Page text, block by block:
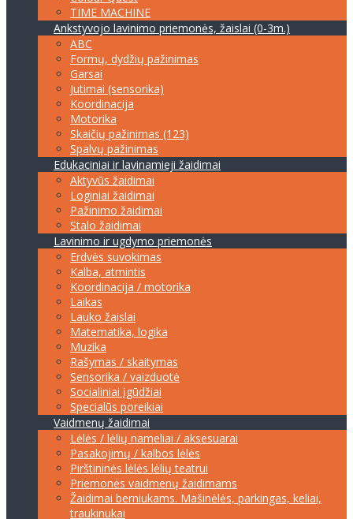
TIME MACHINE
Ankstyvojo lavinimo priemonės, žaislai (0-3m.)
ABC
Formų, dydžių pažinimas
Garsai
Jutimai (sensorika)
Koordinacija
Motorika
Skaičių pažinimas (123)
Spalvų pažinimas
Edukaciniai ir lavinamieji žaidimai
Aktyvūs žaidimai
Loginiai žaidimai
Pažinimo žaidimai
Stalo žaidimai
Lavinimo ir ugdymo priemonės
Erdvės suvokimas
Kalba, atmintis
Koordinacija / motorika
Laikas
Lauko žaislai
Matematika, logika
Muzika
Rašymas / skaitymas
Sensorika / vaizduotė
Socialiniai įgūdžiai
Specialūs poreikiai
Vaidmenų žaidimai
Lėlės / lėlių nameliai / aksesuarai
Pasakojimų / kalbos lėlės
Pirštininės lėlės lėlių teatrui
Priemonės vaidmenų žaidimams
Žaidimai berniukams. Mašinėlės, parkingas, keliai,
traukinukai